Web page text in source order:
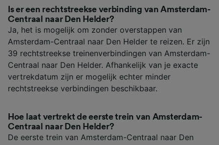
Is er een rechtstreekse verbinding van Amsterdam-
Centraal naar Den Helder?
Ja, het is mogelijk om zonder overstappen van
Amsterdam-Centraal naar Den Helder te reizen. Er zijn
39 rechtstreekse treinenverbindingen van Amsterdam-
Centraal naar Den Helder. Afhankelijk van je exacte
vertrekdatum zijn er mogelijk echter minder
rechtstreekse verbindingen beschikbaar.
Hoe laat vertrekt de eerste trein van Amsterdam-
Centraal naar Den Helder?
De eerste trein van Amsterdam-Centraal naar Den